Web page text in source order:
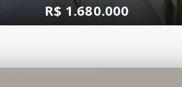
R$ 1.680.000